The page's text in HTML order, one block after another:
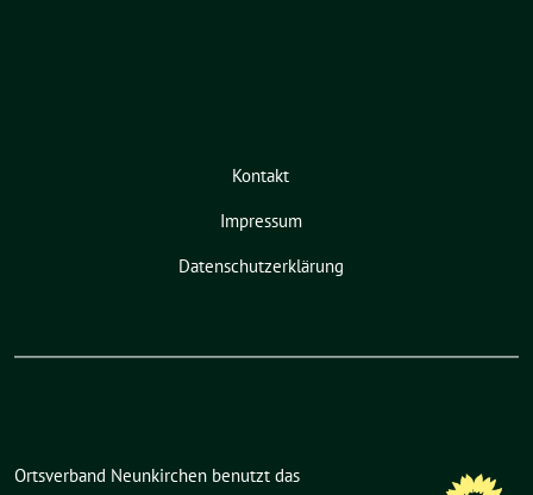
Kontakt
Impressum
Datenschutzerklärung
Ortsverband Neunkirchen benutzt das